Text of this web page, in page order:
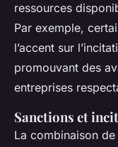
ressources
Par exemple,
l’accent sur
promouvant des
entreprises
Sanctions et
La combinaison de